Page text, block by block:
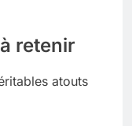
retenir
atouts